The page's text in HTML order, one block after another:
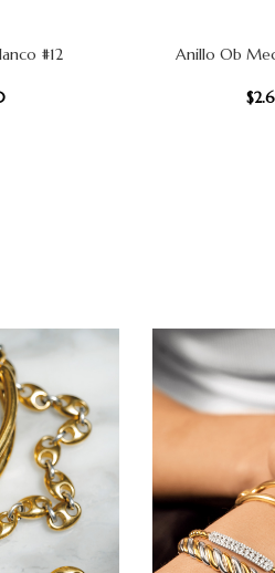
#12 AÑADIR AL CARRITO
Anillo Ob
$